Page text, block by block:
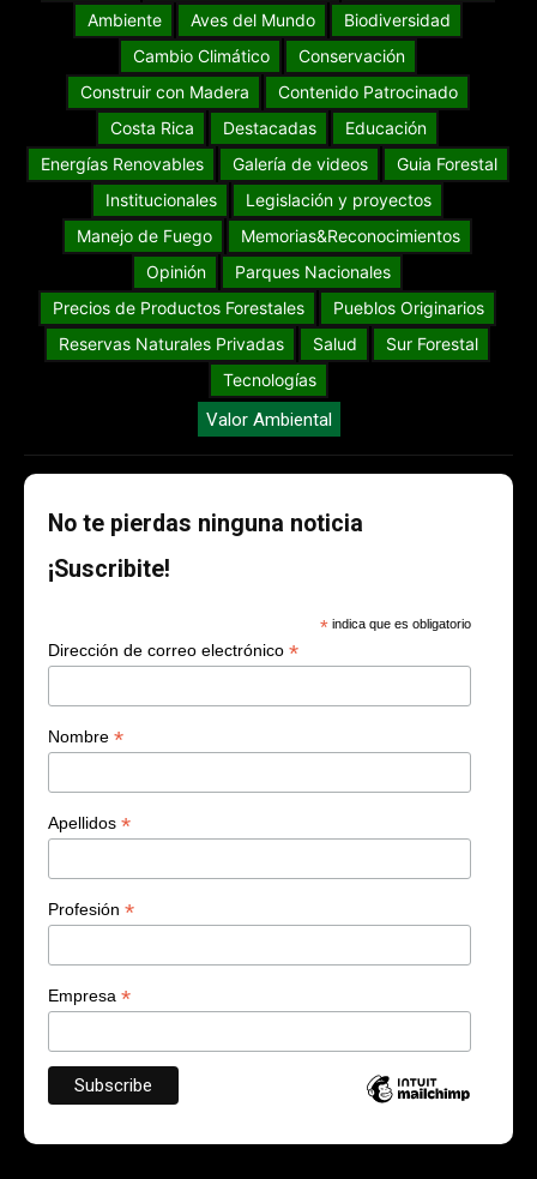
Ambiente
Aves del Mundo
Biodiversidad
Cambio Climático
Conservación
Construir con Madera
Contenido Patrocinado
Costa Rica
Destacadas
Educación
Energías Renovables
Galería de videos
Guia Forestal
Institucionales
Legislación y proyectos
Manejo de Fuego
Memorias&Reconocimientos
Opinión
Parques Nacionales
Precios de Productos Forestales
Pueblos Originarios
Reservas Naturales Privadas
Salud
Sur Forestal
Tecnologías
Valor Ambiental
No te pierdas ninguna noticia
¡Suscribite!
* indica que es obligatorio
Dirección de correo electrónico *
Nombre *
Apellidos *
Profesión *
Empresa *